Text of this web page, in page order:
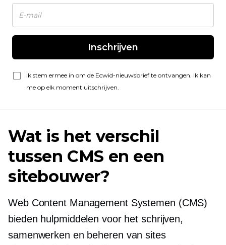
Inschrijven
Ik stem ermee in om de Ecwid-nieuwsbrief te ontvangen. Ik kan
me op elk moment uitschrijven.
Wat is het verschil
tussen CMS en een
sitebouwer?
Web Content Management Systemen (CMS)
bieden hulpmiddelen voor het schrijven,
samenwerken en beheren van sites